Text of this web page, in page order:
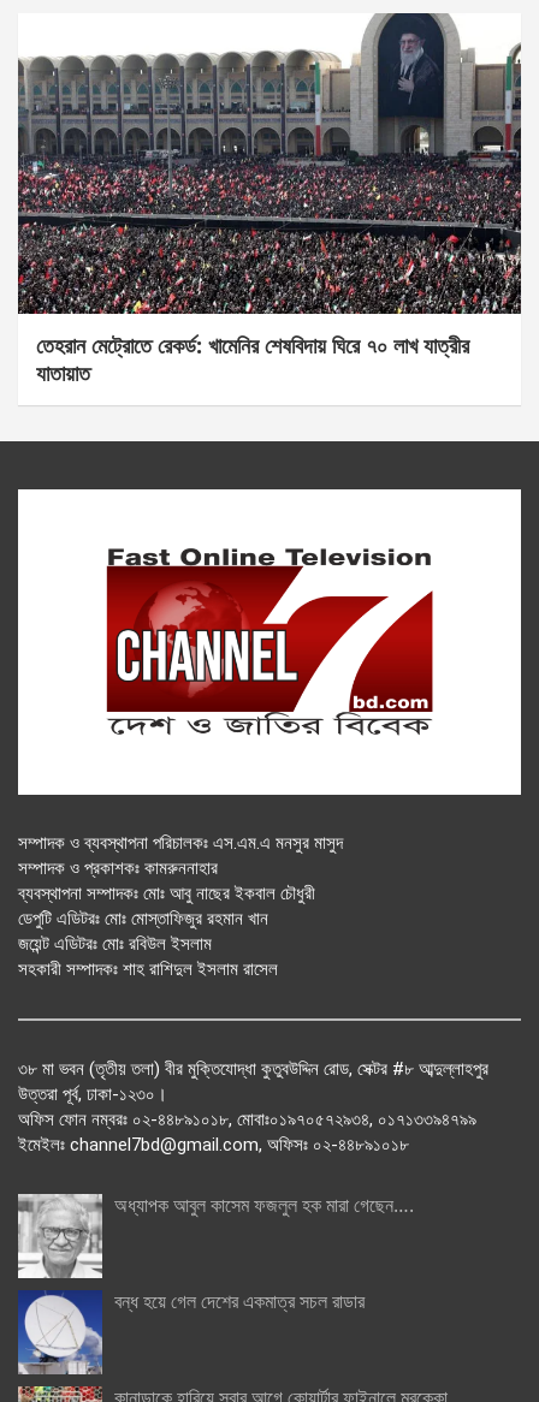
তেহরান মেট্রোতে রেকর্ড: খামেনির শেষবিদায় ঘিরে ৭০ লাখ যাত্রীর
যাতায়াত
সম্পাদক ও ব্যবস্থাপনা পরিচালকঃ এস.এম.এ মনসুর মাসুদ
সম্পাদক ও প্রকাশকঃ কামরুননাহার
ব্যবস্থাপনা সম্পাদকঃ মোঃ আবু নাছের ইকবাল চৌধুরী
ডেপুটি এডিটরঃ মোঃ মোস্তাফিজুর রহমান খান
জয়েন্ট এডিটরঃ মোঃ রবিউল ইসলাম
সহকারী সম্পাদকঃ শাহ রাশিদুল ইসলাম রাসেল
৩৮ মা ভবন (তৃতীয় তলা) বীর মুক্তিযোদ্ধা কুতুবউদ্দিন রোড, সেক্টর #৮ আব্দুল্লাহপুর
উত্তরা পূর্ব, ঢাকা-১২৩০।
অফিস ফোন নম্বরঃ ০২-৪৪৮৯১০১৮, মোবাঃ০১৯৭০৫৭২৯৩৪, ০১৭১৩৩৯৪৭৯৯
ইমেইলঃ channel7bd@gmail.com, অফিসঃ ০২-৪৪৮৯১০১৮
অধ্যাপক আবুল কাসেম ফজলুল হক মারা গেছেন….
বন্ধ হয়ে গেল দেশের একমাত্র সচল রাডার